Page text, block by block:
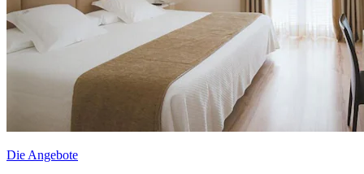
Die Angebote